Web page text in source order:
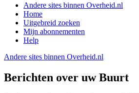
Andere sites binnen Overheid.nl
Home
Uitgebreid zoeken
Mijn abonnementen
Help
Andere sites binnen Overheid.nl
Berichten over uw Buurt